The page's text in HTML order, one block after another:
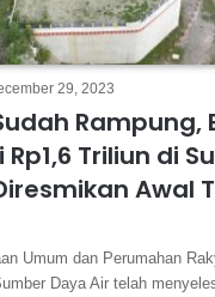
29, 2023
Rampung,
Rp1,6 Triliun di
Awal
Umum dan Perumahan
Daya Air telah